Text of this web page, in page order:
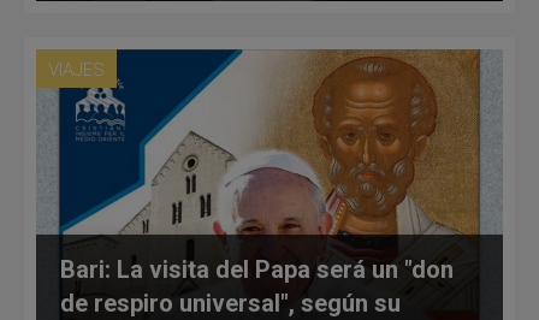
VIAJES
Bari: La visita del Papa será un "don
de respiro universal", según su